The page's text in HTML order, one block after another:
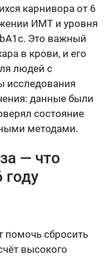
карнивора от 6
ИМТ и уровня
Это важный
в крови, и его
людей с
исследования
данные были
состояние
методами.
— что
году
помочь сбросить
высокого